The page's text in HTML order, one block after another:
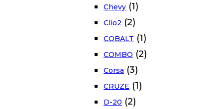
Chevy (1)
Clio2 (2)
COBALT (1)
COMBO (2)
Corsa (3)
CRUZE (1)
D-20 (2)